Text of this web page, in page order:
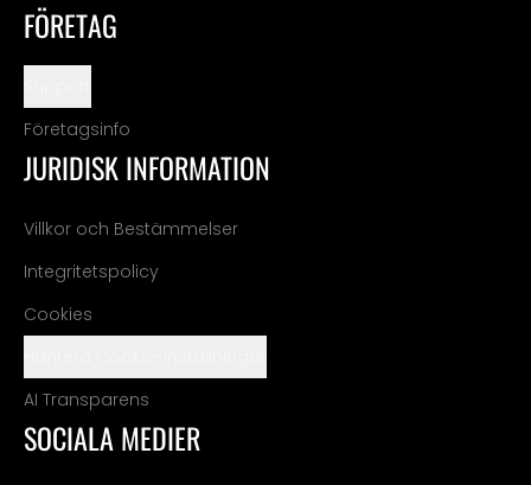
FÖRETAG
Företagsinfo
JURIDISK INFORMATION
Villkor och Bestämmelser
Integritetspolicy
Cookies
AI Transparens
SOCIALA MEDIER